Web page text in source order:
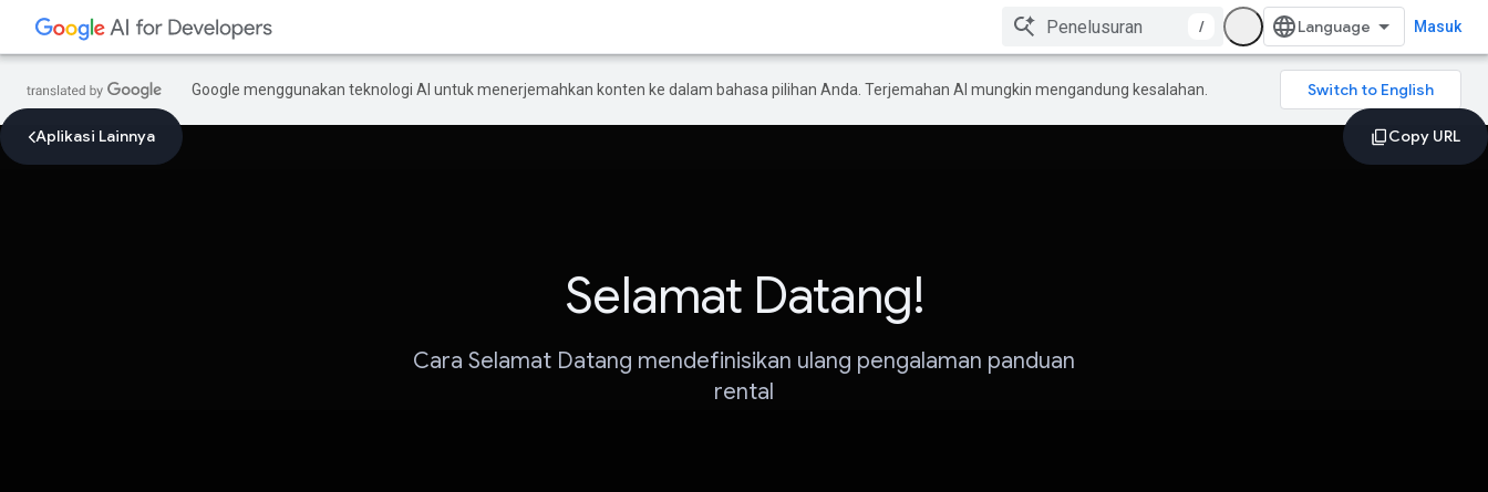
/ Masuk
Google menggunakan teknologi AI untuk menerjemahkan konten ke dalam bahasa pilihan Anda. Terjemahan AI mungkin mengandung kesalahan.
Aplikasi Lainnya
Selamat Datang!
Cara Selamat Datang mendefinisikan ulang pengalaman panduan
rental